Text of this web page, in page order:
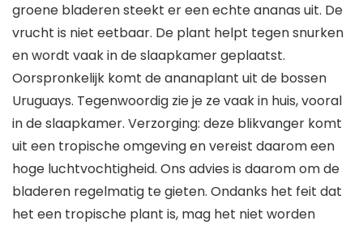
groene bladeren steekt er een echte ananas uit. De
vrucht is niet eetbaar. De plant helpt tegen snurken
en wordt vaak in de slaapkamer geplaatst.
Oorspronkelijk komt de ananaplant uit de bossen
Uruguays. Tegenwoordig zie je ze vaak in huis, vooral
in de slaapkamer. Verzorging: deze blikvanger komt
uit een tropische omgeving en vereist daarom een
hoge luchtvochtigheid. Ons advies is daarom om de
bladeren regelmatig te gieten. Ondanks het feit dat
het een tropische plant is, mag het niet worden